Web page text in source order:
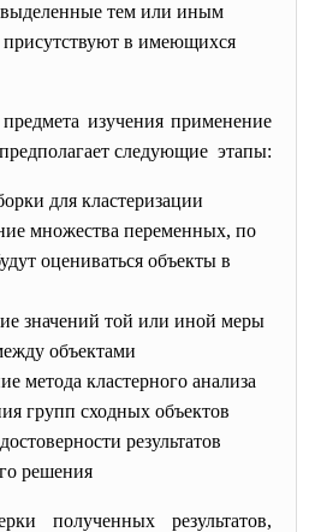
тем или иным
присутствуют в имеющихся
изучения применение
следующие этапы:
для кластеризации
множества переменных, по
оцениваться объекты в
значений той или иной меры
объектами
метода кластерного анализа
групп сходных объектов
результатов
решения
полученных результатов,